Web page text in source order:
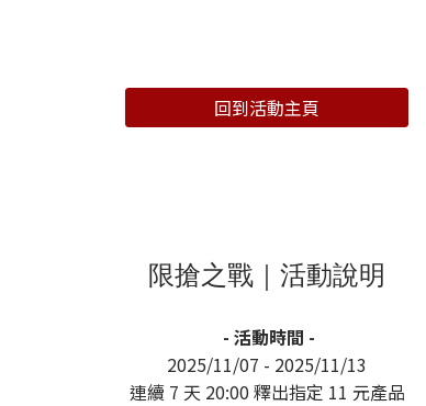
回到活動主頁
限搶之戰｜活動說明
- 活動時間 -
2025/11/07 - 2025/11/13
連續 7 天 20:00 釋出指定 11 元產品